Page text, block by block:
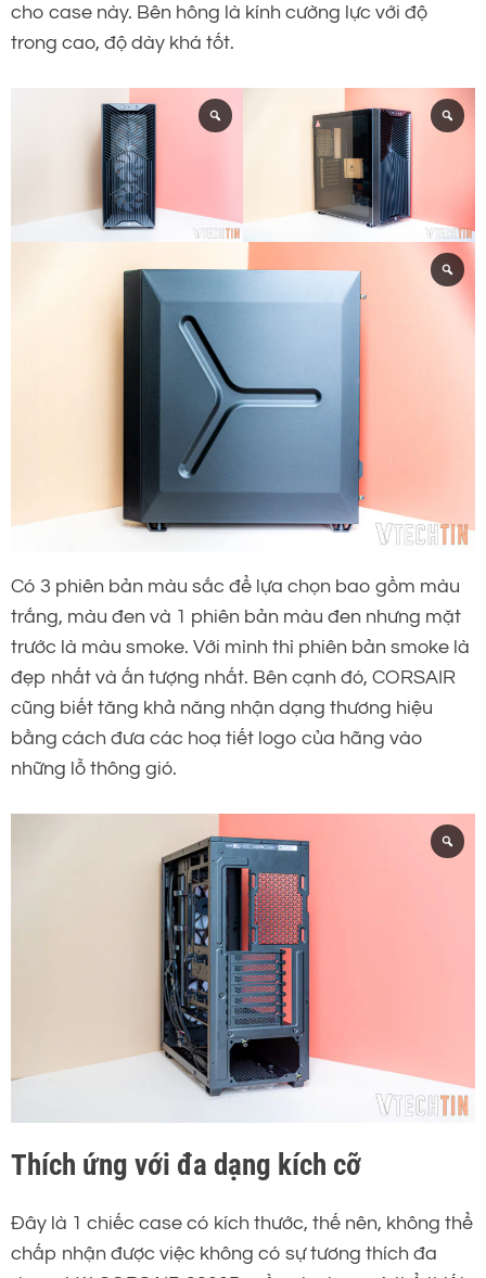
cho case này. Bên hông là kính cường lực với độ
trong cao, độ dày khá tốt.
Có 3 phiên bản màu sắc để lựa chọn bao gồm màu
trắng, màu đen và 1 phiên bản màu đen nhưng mặt
trước là màu smoke. Với mình thì phiên bản smoke là
đẹp nhất và ấn tượng nhất. Bên cạnh đó, CORSAIR
cũng biết tăng khả năng nhận dạng thương hiệu
bằng cách đưa các hoạ tiết logo của hãng vào
những lỗ thông gió.
Thích ứng với đa dạng kích cỡ
Đây là 1 chiếc case có kích thước, thế nên, không thể
chấp nhận được việc không có sự tương thích đa